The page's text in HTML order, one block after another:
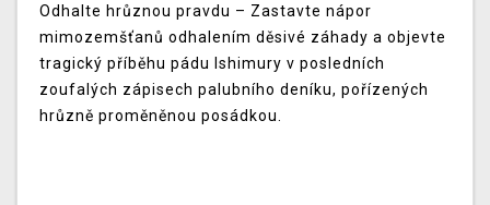
Odhalte hrůznou pravdu – Zastavte nápor
mimozemšťanů odhalením děsivé záhady a objevte
tragický příběhu pádu Ishimury v posledních
zoufalých zápisech palubního deníku, pořízených
hrůzně proměněnou posádkou.